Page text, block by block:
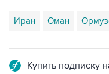
Иран Оман
Купить подписку